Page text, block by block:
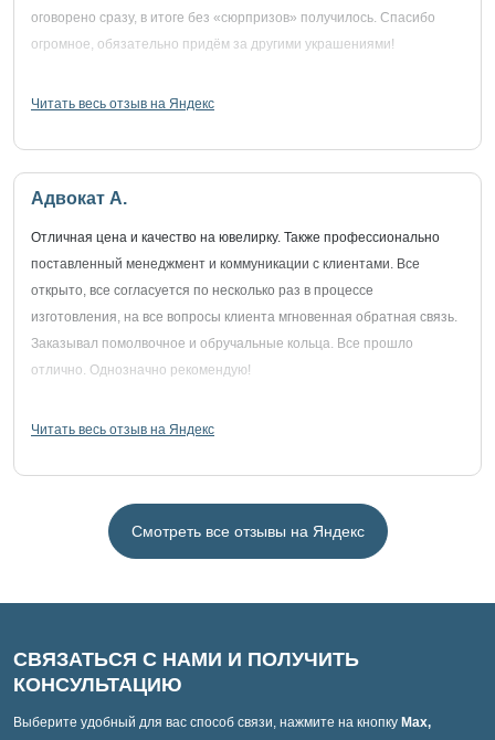
оговорено сразу, в итоге без «сюрпризов» получилось. Спасибо
огромное, обязательно придём за другими украшениями!
Читать весь отзыв на Яндекс
Адвокат А.
Отличная цена и качество на ювелирку. Также профессионально
поставленный менеджмент и коммуникации с клиентами. Все
открыто, все согласуется по несколько раз в процессе
изготовления, на все вопросы клиента мгновенная обратная связь.
Заказывал помолвочное и обручальные кольца. Все прошло
отлично. Однозначно рекомендую!
Читать весь отзыв на Яндекс
Смотреть все отзывы на Яндекс
СВЯЗАТЬСЯ С НАМИ И ПОЛУЧИТЬ
КОНСУЛЬТАЦИЮ
Выберите удобный для вас способ связи, нажмите на кнопку Max,